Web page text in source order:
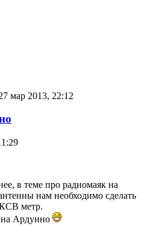
мар 2013, 22:12
в теме про радиомаяк на
нам необходимо сделать
метр.
на Ардуино